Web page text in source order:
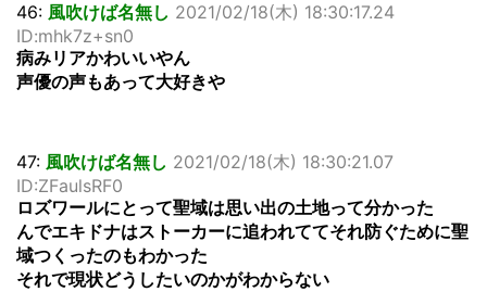
46: 風吹けば名無し 2021/02/18(木) 18:30:17.24
ID:mhk7z+sn0
病みリアかわいいやん
声優の声もあって大好きや
47: 風吹けば名無し 2021/02/18(木) 18:30:21.07
ID:ZFaulsRF0
ロズワールにとって聖域は思い出の土地って分かった
んでエキドナはストーカーに追われててそれ防ぐために聖
域つくったのもわかった
それで現状どうしたいのかがわからない